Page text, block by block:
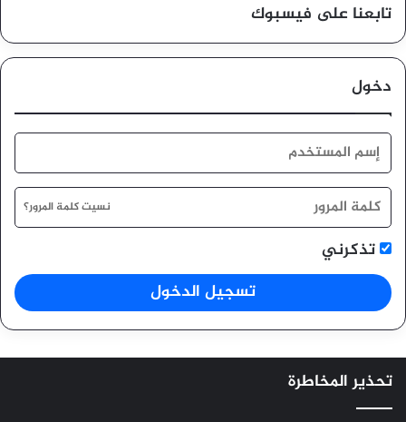
تابعنا على فيسبوك
دخول
نسيت كلمة المرور؟
تذكرني
تسجيل الدخول
تحذير المخاطرة